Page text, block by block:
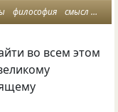
философия смысл путь
во всем этом